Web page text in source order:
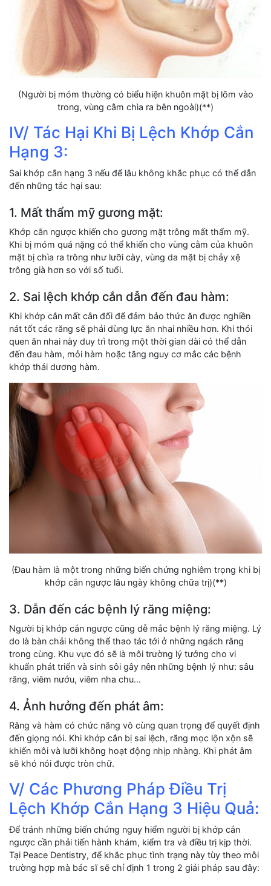
(Người bị móm thường có biểu hiện khuôn mặt bị lõm vào
trong, vùng cằm chìa ra bên ngoài)(**)
IV/ Tác Hại Khi Bị Lệch Khớp Cắn
Hạng 3:
Sai khớp cắn hạng 3 nếu để lâu không khắc phục có thể dẫn
đến những tác hại sau:
1. Mất thẩm mỹ gương mặt:
Khớp cắn ngược khiến cho gương mặt trông mất thẩm mỹ.
Khi bị móm quá nặng có thể khiến cho vùng cằm của khuôn
mặt bị chìa ra trông như lưỡi cày, vùng da mặt bị chảy xệ
trông già hơn so với số tuổi.
2. Sai lệch khớp cắn dẫn đến đau hàm:
Khi khớp cắn mất cân đối để đảm bảo thức ăn được nghiền
nát tốt các răng sẽ phải dùng lực ăn nhai nhiều hơn. Khi thói
quen ăn nhai này duy trì trong một thời gian dài có thể dẫn
đến đau hàm, mỏi hàm hoặc tăng nguy cơ mắc các bệnh
khớp thái dương hàm.
(Đau hàm là một trong những biến chứng nghiêm trọng khi bị
khớp cắn ngược lâu ngày không chữa trị)(**)
3. Dẫn đến các bệnh lý răng miệng:
Người bị khớp cắn ngược cũng dễ mắc bệnh lý răng miệng. Lý
do là bàn chải không thể thao tác tới ở những ngách răng
trong cùng. Khu vực đó sẽ là môi trường lý tưởng cho vi
khuẩn phát triển và sinh sôi gây nên những bệnh lý như: sâu
răng, viêm nướu, viêm nha chu…
4. Ảnh hưởng đến phát âm:
Răng và hàm có chức năng vô cùng quan trọng để quyết định
đến giọng nói. Khi khớp cắn bị sai lệch, răng mọc lộn xộn sẽ
khiến môi và lưỡi không hoạt động nhịp nhàng. Khi phát âm
sẽ khó nói được tròn chữ.
V/ Các Phương Pháp Điều Trị
Lệch Khớp Cắn Hạng 3 Hiệu Quả:
Để tránh những biến chứng nguy hiểm người bị khớp cắn
ngược cần phải tiến hành khám, kiểm tra và điều trị kịp thời.
Tại Peace Dentistry, để khắc phục tình trạng này tùy theo mỗi
trường hợp mà bác sĩ sẽ chỉ định 1 trong 2 giải pháp sau đây: